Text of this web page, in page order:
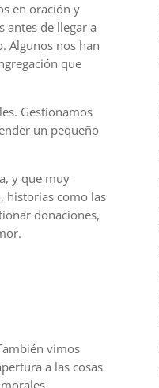
en oración y
antes de llegar a
Algunos nos han
que
Gestionamos
un pequeño
y que muy
historias como las
donaciones,
vimos
a las cosas